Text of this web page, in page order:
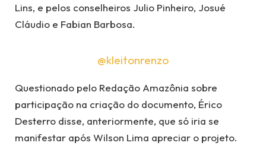
Lins, e pelos conselheiros Julio Pinheiro, Josué
Cláudio e Fabian Barbosa.
@kleitonrenzo
Questionado pelo Redação Amazônia sobre
participação na criação do documento, Érico
Desterro disse, anteriormente, que só iria se
manifestar após Wilson Lima apreciar o projeto.